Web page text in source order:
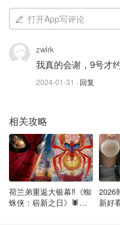
所有这五项测试都评估四
听力和口语。根据候选人
足这四项技能中的不同标
例如，根据“快速通道”管
(FSWP)，候选人的所有
然而，根据联邦技能行业
力要求 CLB 至少达到 5
外，在加拿大经验等级
类(NOC) 技能水平，候
7 级或 5 级。
打开App写评论
zwlrk
我真的会谢，9号才
2024-01-31 · 回复
相关攻略
荷兰弟重返大银幕‼️《蜘
蛛侠：崭新之日》🕷️北
2026
新好